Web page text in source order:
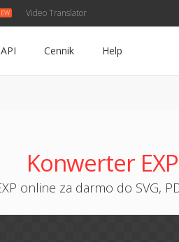
Video Translator
API Cennik Help
Konwerter EXP
online za darmo do SVG,